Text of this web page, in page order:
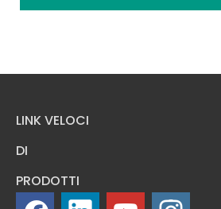
LINK VELOCI
DI
PRODOTTI